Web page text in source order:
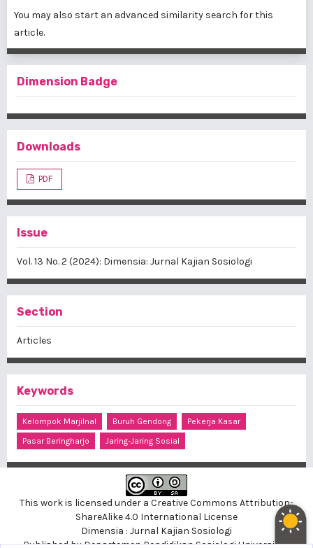
You may also start an advanced similarity search for this
article.
Dimension Badge
Downloads
PDF
Issue
Vol. 13 No. 2 (2024): Dimensia: Jurnal Kajian Sosiologi
Section
Articles
Keywords
Kelompok Marjilnal Buruh Gendong
Pekerja Kasar
Pasar Beringharjo
Jaring-Jaring Sosial
This work is licensed under a Creative Commons Attribution-
ShareAlike 4.0 International License
Dimensia : Jurnal Kajian Sosiologi
Published byDepartemen Pendidikan SosiologiUniversitas